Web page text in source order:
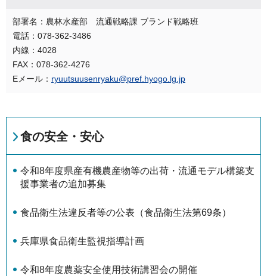
部署名：農林水産部 流通戦略課 ブランド戦略班
電話：078-362-3486
内線：4028
FAX：078-362-4276
Eメール： ryuutsuusenryaku@pref.hyogo.lg.jp
食の安全・安心
令和8年度県産有機農産物等の出荷・流通モデル構築支
援事業者の追加募集
食品衛生法違反者等の公表（食品衛生法第69条）
兵庫県食品衛生監視指導計画
令和8年度農薬安全使用技術講習会の開催